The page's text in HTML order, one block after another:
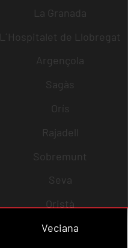
La Granada
L´Hospitalet de Llobregat
Argençola
Sagàs
Orís
Rajadell
Sobremunt
Seva
Oristà
Veciana